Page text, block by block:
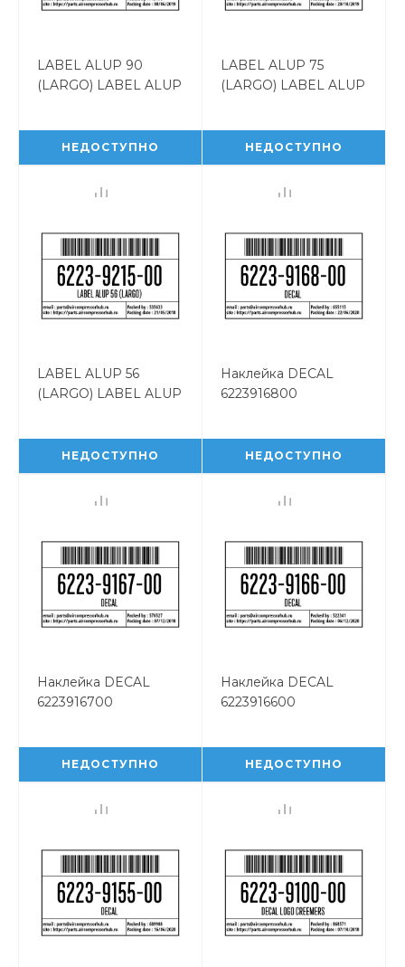
LABEL ALUP 90
(LARGO) LABEL ALUP
НЕДОСТУПНО
LABEL ALUP 75
(LARGO) LABEL ALUP
НЕДОСТУПНО
LABEL ALUP 56
(LARGO) LABEL ALUP
НЕДОСТУПНО
Наклейка DECAL
6223916800
НЕДОСТУПНО
Наклейка DECAL
6223916700
НЕДОСТУПНО
Наклейка DECAL
6223916600
НЕДОСТУПНО